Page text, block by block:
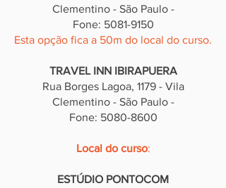
Clementino - São Paulo -
Fone: 5081-9150
Esta opção fica a 50m do local do curso.
TRAVEL INN IBIRAPUERA
Rua Borges Lagoa, 1179 - Vila
Clementino - São Paulo -
Fone: 5080-8600
Local do curso:
ESTÚDIO PONTOCOM